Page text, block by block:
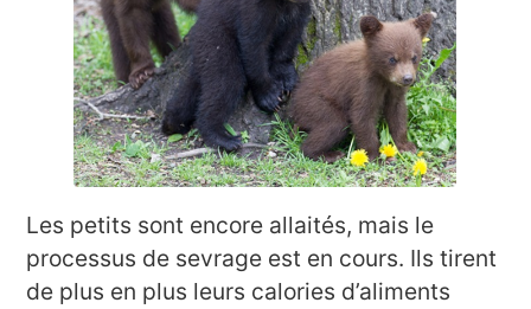
Les petits sont encore allaités, mais le
processus de sevrage est en cours. Ils tirent
de plus en plus leurs calories d’aliments